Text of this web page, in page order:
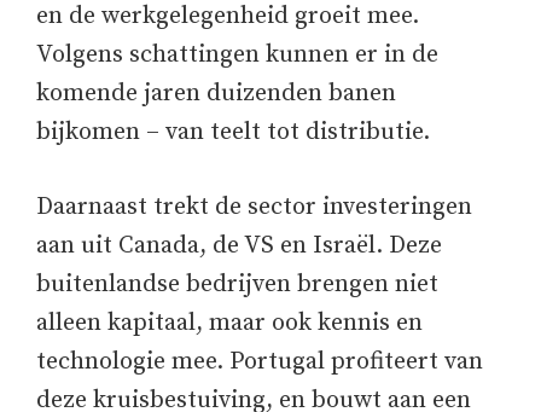
en de werkgelegenheid groeit mee.
Volgens schattingen kunnen er in de
komende jaren duizenden banen
bijkomen – van teelt tot distributie.
Daarnaast trekt de sector investeringen
aan uit Canada, de VS en Israël. Deze
buitenlandse bedrijven brengen niet
alleen kapitaal, maar ook kennis en
technologie mee. Portugal profiteert van
deze kruisbestuiving, en bouwt aan een